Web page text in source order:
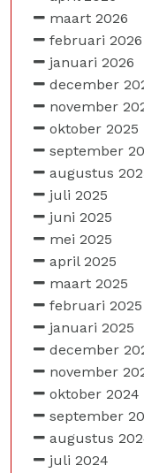
maart 2026
februari 2026
januari 2026
december
november
oktober 2025
september
augustus
juli 2025
juni 2025
mei 2025
april 2025
maart 2025
februari 2025
januari 2025
december
november
oktober 2024
september
augustus
juli 2024